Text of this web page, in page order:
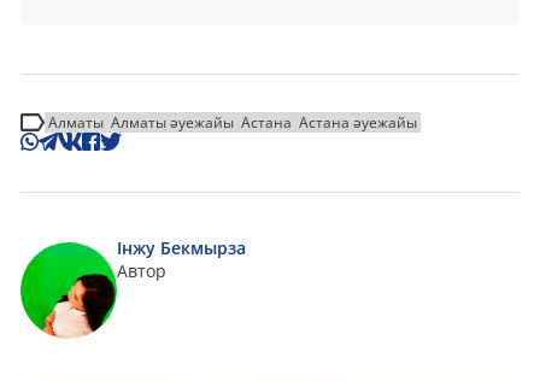
Алматы Алматы әуежайы Астана Астана әуежайы
Інжу Бекмырза
Автор